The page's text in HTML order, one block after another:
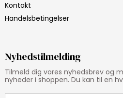
Kontakt
Handelsbetingelser
Nyhedstilmelding
Tilmeld dig vores nyhedsbrev og
nyheder i shoppen. Du kan til en